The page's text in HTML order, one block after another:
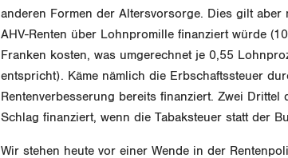
anderen Formen der Altersvorsorge. Dies gilt
AHV-Renten über Lohnpromille finanziert würde
Franken kosten, was umgerechnet je 0,55
entspricht). Käme nämlich die Erbschaftssteuer
Rentenverbesserung bereits finanziert. Zwei
Schlag finanziert, wenn die Tabaksteuer statt der
Wir stehen heute vor einer Wende in der